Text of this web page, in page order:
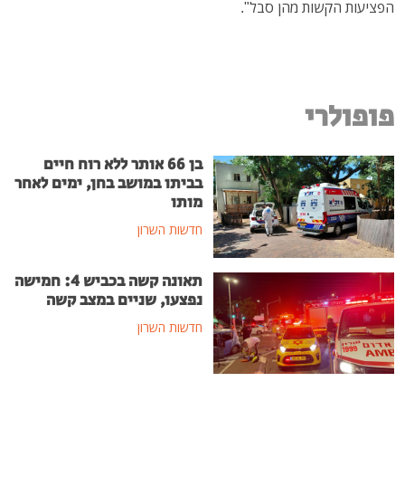
הפציעות הקשות מהן סבל".
פופולרי
בן 66 אותר ללא רוח חיים
בביתו במושב בחן, ימים לאחר
מותו
חדשות השרון
תאונה קשה בכביש 4: חמישה
נפצעו, שניים במצב קשה
חדשות השרון